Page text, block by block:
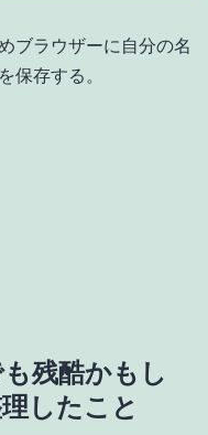
ブラウザーに自分の名
保存する。
残酷かもし
したこと